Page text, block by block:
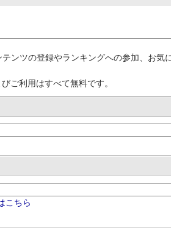
ンツの登録やランキングへの参加、お気
ご利用はすべて無料です。
こちら